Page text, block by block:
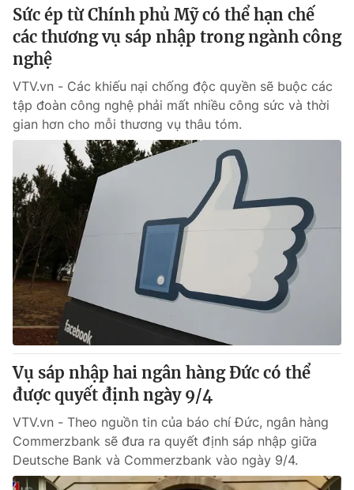
Sức ép từ Chính phủ Mỹ có thể hạn chế
các thương vụ sáp nhập trong ngành công
nghệ
VTV.vn - Các khiếu nại chống độc quyền sẽ buộc các
tập đoàn công nghệ phải mất nhiều công sức và thời
gian hơn cho mỗi thương vụ thâu tóm.
Vụ sáp nhập hai ngân hàng Đức có thể
được quyết định ngày 9/4
VTV.vn - Theo nguồn tin của báo chí Đức, ngân hàng
Commerzbank sẽ đưa ra quyết định sáp nhập giữa
Deutsche Bank và Commerzbank vào ngày 9/4.